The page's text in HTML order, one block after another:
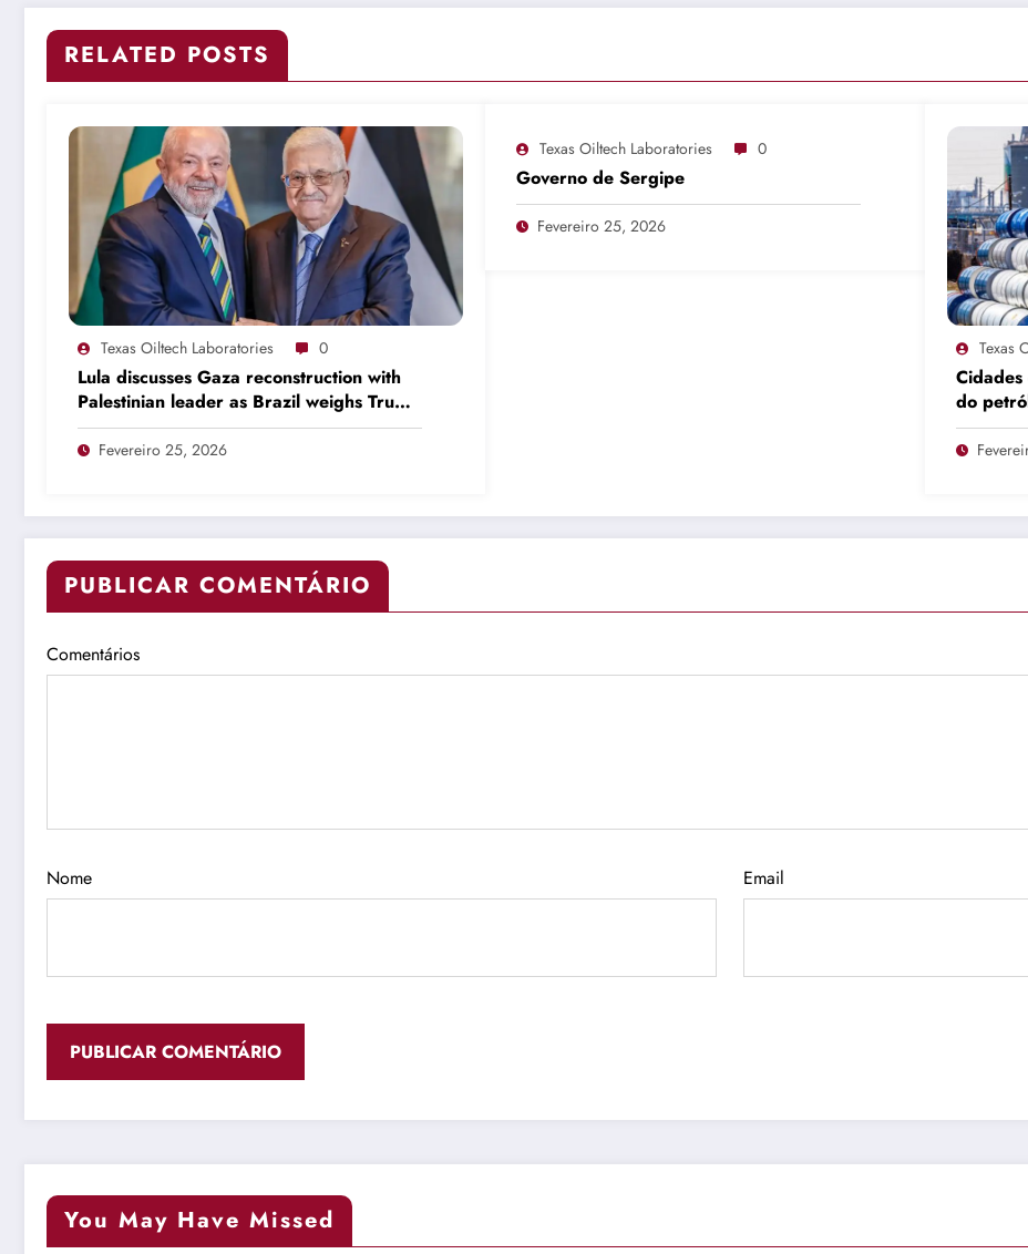
RELATED POSTS
Texas Oiltech Laboratories 0
Lula discusses Gaza reconstruction with
Palestinian leader as Brazil weighs Trump
invitation
Fevereiro 25, 2026
Texas Oiltech Laboratories 0
Governo de Sergipe
Fevereiro 25, 2026
Texas
do
PUBLICAR COMENTÁRIO
Comentários
Nome Email
You May Have Missed